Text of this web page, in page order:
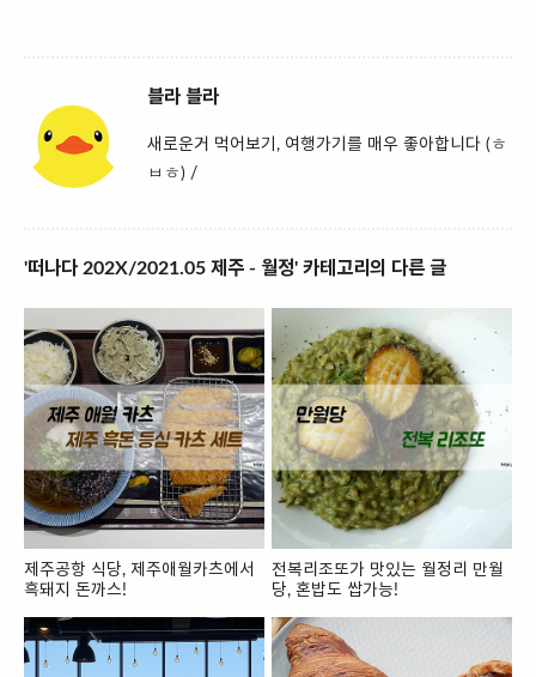
블라 블라
새로운거 먹어보기, 여행가기를 매우 좋아합니다 (ㅎ
ㅂㅎ) /
'떠나다 202X/2021.05 제주 - 월정' 카테고리의 다른 글
제주공항 식당, 제주애월카츠에서
흑돼지 돈까스!
전복리조또가 맛있는 월정리 만월
당, 혼밥도 쌉가능!